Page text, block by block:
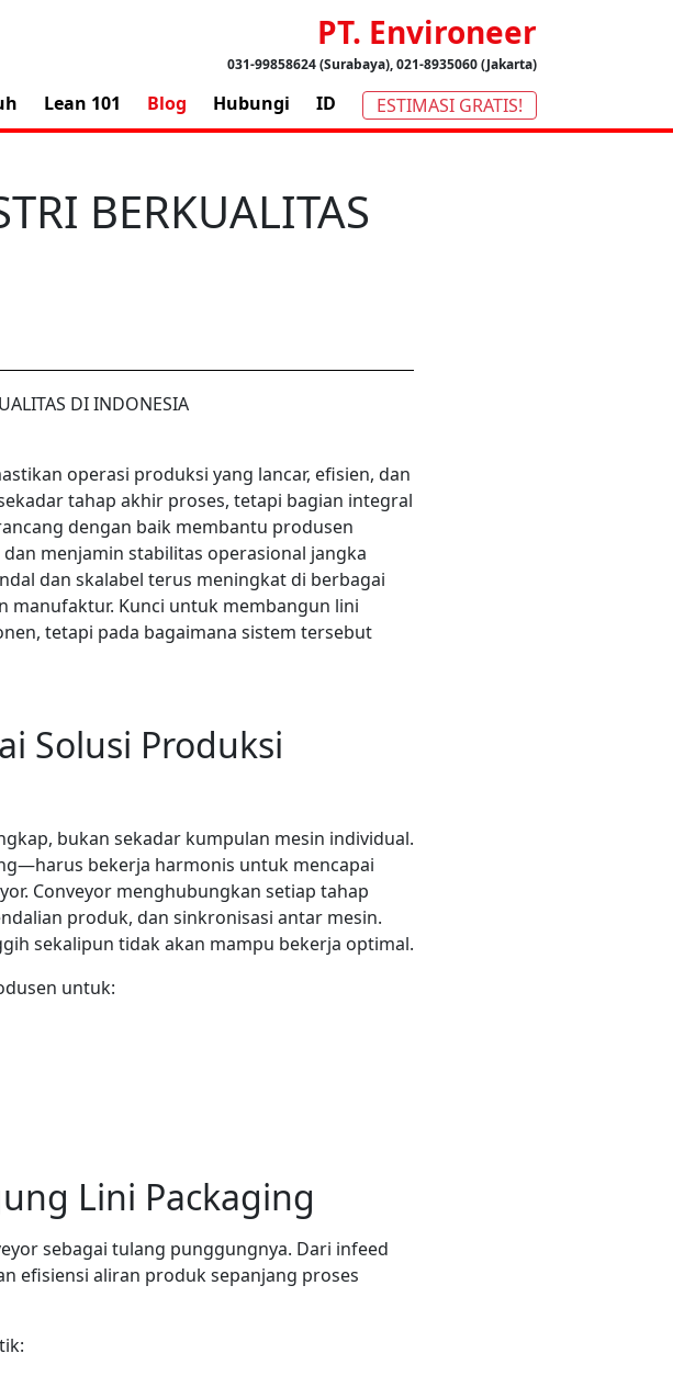
PT. Environeer
031-99858624 (Surabaya), 021-8935060 (Jakarta)
Lean 101 Blog Hubungi ID ESTIMASI GRATIS!
This site is protected by reCAPTCHA and the Google
Policyand Terms of Service
BERKUALITAS
operasi produksi yang lancar, efisien, dan
tahap akhir proses, tetapi bagian integral
dengan baik membantu produsen
menjamin stabilitas operasional jangka
dan skalabel terus meningkat di berbagai
manufaktur. Kunci untuk membangun lini
tetapi pada bagaimana sistem tersebut
Solusi Produksi
bukan sekadar kumpulan mesin individual.
bekerja harmonis untuk mencapai
Conveyor menghubungkan setiap tahap
produk, dan sinkronisasi antar mesin.
sekalipun tidak akan mampu bekerja optimal.
untuk:
Lini Packaging
sebagai tulang punggungnya. Dari infeed
efisiensi aliran produk sepanjang proses